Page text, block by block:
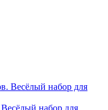
набор для